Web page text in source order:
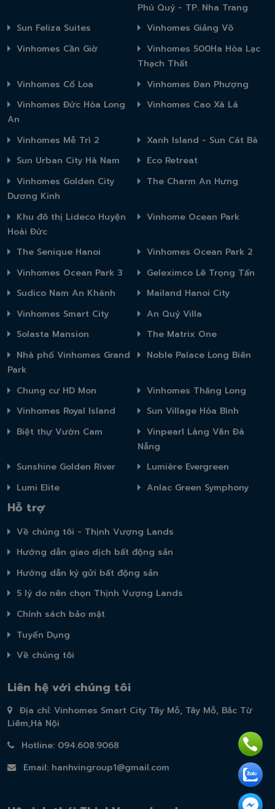
Phú Quý - TP. Nha Trang
Sun Feliza Suites
Vinhomes Giảng Võ
Vinhomes Cần Giờ
Vinhomes 500Ha Hòa Lạc
Thạch Thất
Vinhomes Cổ Loa
Vinhomes Đan Phượng
Vinhomes Đức Hòa Long
An
Vinhomes Cao Xà Lá
Vinhomes Mễ Trì 2
Xanh Island - Sun Cát Bà
Sun Urban City Hà Nam
Eco Retreat
Vinhomes Golden City
Dương Kinh
The Charm An Hưng
Khu đô thị Lideco Huyện
Hoài Đức
Vinhome Ocean Park
The Senique Hanoi
Vinhomes Ocean Park 2
Vinhomes Ocean Park 3
Geleximco Lê Trọng Tấn
Sudico Nam An Khánh
Mailand Hanoi City
Vinhomes Smart City
An Quý Villa
Solasta Mansion
The Matrix One
Nhà phố Vinhomes Grand
Park
Noble Palace Long Biên
Chung cư HD Mon
Vinhomes Thăng Long
Vinhomes Royal Island
Sun Village Hòa Bình
Biệt thự Vườn Cam
Vinpearl Làng Vân Đà
Nẵng
Sunshine Golden River
Lumière Evergreen
Lumi Elite
Anlac Green Symphony
Hỗ trợ
Về chúng tôi - Thịnh Vượng Lands
Hướng dẫn giao dịch bất động sản
Hướng dẫn ký gửi bất động sản
5 lý do nên chọn Thịnh Vượng Lands
Chính sách bảo mật
Tuyển Dụng
Về chúng tôi
Liên hệ với chúng tôi
Địa chỉ: Vinhomes Smart City Tây Mỗ, Tây Mỗ, Bắc Từ
Liêm,Hà Nội
Hotline: 094.608.9068
Email: hanhvingroup1@gmail.com